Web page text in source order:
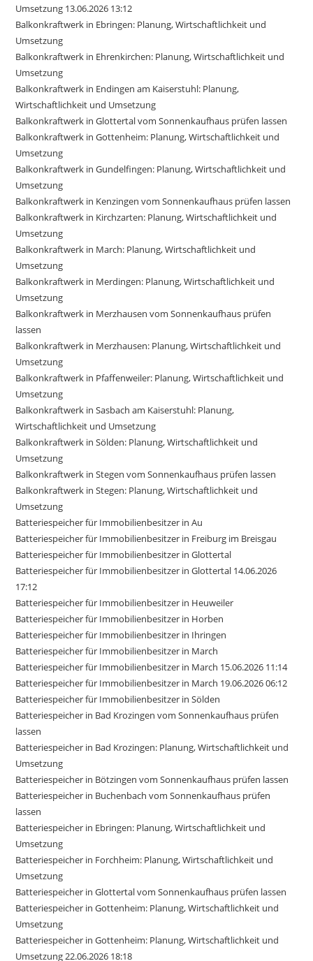
Umsetzung 13.06.2026 13:12
Balkonkraftwerk in Ebringen: Planung, Wirtschaftlichkeit und
Umsetzung
Balkonkraftwerk in Ehrenkirchen: Planung, Wirtschaftlichkeit und
Umsetzung
Balkonkraftwerk in Endingen am Kaiserstuhl: Planung,
Wirtschaftlichkeit und Umsetzung
Balkonkraftwerk in Glottertal vom Sonnenkaufhaus prüfen lassen
Balkonkraftwerk in Gottenheim: Planung, Wirtschaftlichkeit und
Umsetzung
Balkonkraftwerk in Gundelfingen: Planung, Wirtschaftlichkeit und
Umsetzung
Balkonkraftwerk in Kenzingen vom Sonnenkaufhaus prüfen lassen
Balkonkraftwerk in Kirchzarten: Planung, Wirtschaftlichkeit und
Umsetzung
Balkonkraftwerk in March: Planung, Wirtschaftlichkeit und
Umsetzung
Balkonkraftwerk in Merdingen: Planung, Wirtschaftlichkeit und
Umsetzung
Balkonkraftwerk in Merzhausen vom Sonnenkaufhaus prüfen
lassen
Balkonkraftwerk in Merzhausen: Planung, Wirtschaftlichkeit und
Umsetzung
Balkonkraftwerk in Pfaffenweiler: Planung, Wirtschaftlichkeit und
Umsetzung
Balkonkraftwerk in Sasbach am Kaiserstuhl: Planung,
Wirtschaftlichkeit und Umsetzung
Balkonkraftwerk in Sölden: Planung, Wirtschaftlichkeit und
Umsetzung
Balkonkraftwerk in Stegen vom Sonnenkaufhaus prüfen lassen
Balkonkraftwerk in Stegen: Planung, Wirtschaftlichkeit und
Umsetzung
Batteriespeicher für Immobilienbesitzer in Au
Batteriespeicher für Immobilienbesitzer in Freiburg im Breisgau
Batteriespeicher für Immobilienbesitzer in Glottertal
Batteriespeicher für Immobilienbesitzer in Glottertal 14.06.2026
17:12
Batteriespeicher für Immobilienbesitzer in Heuweiler
Batteriespeicher für Immobilienbesitzer in Horben
Batteriespeicher für Immobilienbesitzer in Ihringen
Batteriespeicher für Immobilienbesitzer in March
Batteriespeicher für Immobilienbesitzer in March 15.06.2026 11:14
Batteriespeicher für Immobilienbesitzer in March 19.06.2026 06:12
Batteriespeicher für Immobilienbesitzer in Sölden
Batteriespeicher in Bad Krozingen vom Sonnenkaufhaus prüfen
lassen
Batteriespeicher in Bad Krozingen: Planung, Wirtschaftlichkeit und
Umsetzung
Batteriespeicher in Bötzingen vom Sonnenkaufhaus prüfen lassen
Batteriespeicher in Buchenbach vom Sonnenkaufhaus prüfen
lassen
Batteriespeicher in Ebringen: Planung, Wirtschaftlichkeit und
Umsetzung
Batteriespeicher in Forchheim: Planung, Wirtschaftlichkeit und
Umsetzung
Batteriespeicher in Glottertal vom Sonnenkaufhaus prüfen lassen
Batteriespeicher in Gottenheim: Planung, Wirtschaftlichkeit und
Umsetzung
Batteriespeicher in Gottenheim: Planung, Wirtschaftlichkeit und
Umsetzung 22.06.2026 18:18